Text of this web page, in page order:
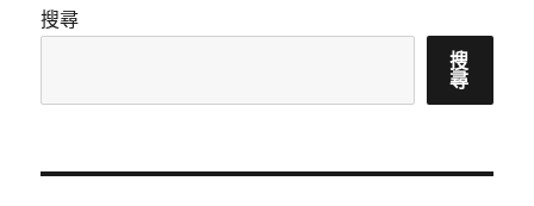
搜尋
搜
尋